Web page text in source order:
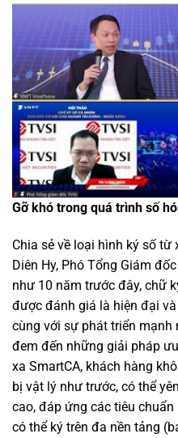
Gỡ khó trong quá trình số
Chia sẻ về loại hình ký số từ
Diên Hy, Phó Tổng Giám
như 10 năm trước đây, chữ
được đánh giá là hiện đại
cùng với sự phát triển mạnh
đem đến những giải pháp
xa SmartCA, khách hàng
bị vật lý như trước, có thể
cao, đáp ứng các tiêu chuẩn
có thể ký trên đa nền tảng